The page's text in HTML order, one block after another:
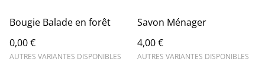
Bougie Balade en forêt
0,00 €
AUTRES VARIANTES DISPONIBLES
Savon Ménager
4,00 €
AUTRES VARIANTES DISPONIBLES